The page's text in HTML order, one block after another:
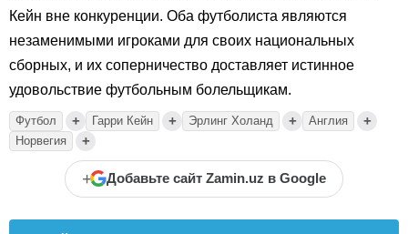
Кейн вне конкуренции. Оба футболиста являются
незаменимыми игроками для своих национальных
сборных, и их соперничество доставляет истинное
удовольствие футбольным болельщикам.
Футбол + Гарри Кейн + Эрлинг Холанд + Англия +
Норвегия +
+ Добавьте сайт Zamin.uz в Google